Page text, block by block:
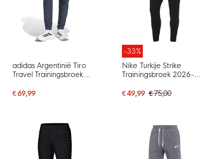
adidas Argentinië Tiro
Travel Trainingsbroek
Goud
€ 69,99
-33%
Nike Turkije Strike
Trainingsbroek 2026-
€ 49,99 € 75,00